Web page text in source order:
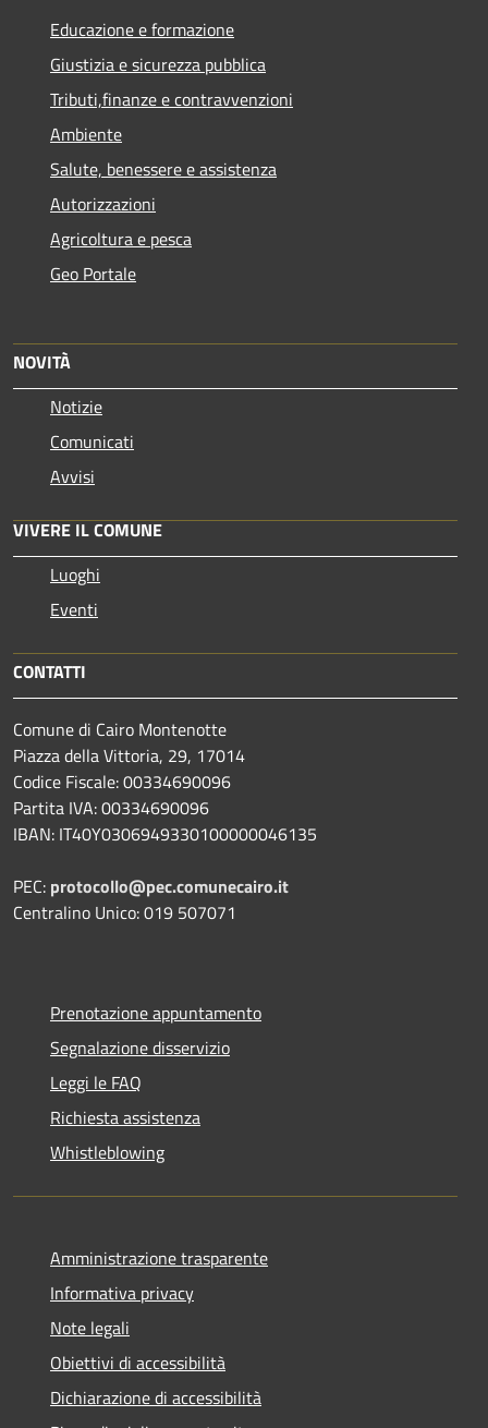
Educazione e formazione
Giustizia e sicurezza pubblica
Tributi,finanze e contravvenzioni
Ambiente
Salute, benessere e assistenza
Autorizzazioni
Agricoltura e pesca
Geo Portale
NOVITÀ
Notizie
Comunicati
Avvisi
VIVERE IL COMUNE
Luoghi
Eventi
CONTATTI
Comune di Cairo Montenotte
Piazza della Vittoria, 29, 17014
Codice Fiscale: 00334690096
Partita IVA: 00334690096
IBAN: IT40Y0306949330100000046135
PEC: protocollo@pec.comunecairo.it
Centralino Unico: 019 507071
Prenotazione appuntamento
Segnalazione disservizio
Leggi le FAQ
Richiesta assistenza
Whistleblowing
Amministrazione trasparente
Informativa privacy
Note legali
Obiettivi di accessibilità
Dichiarazione di accessibilità